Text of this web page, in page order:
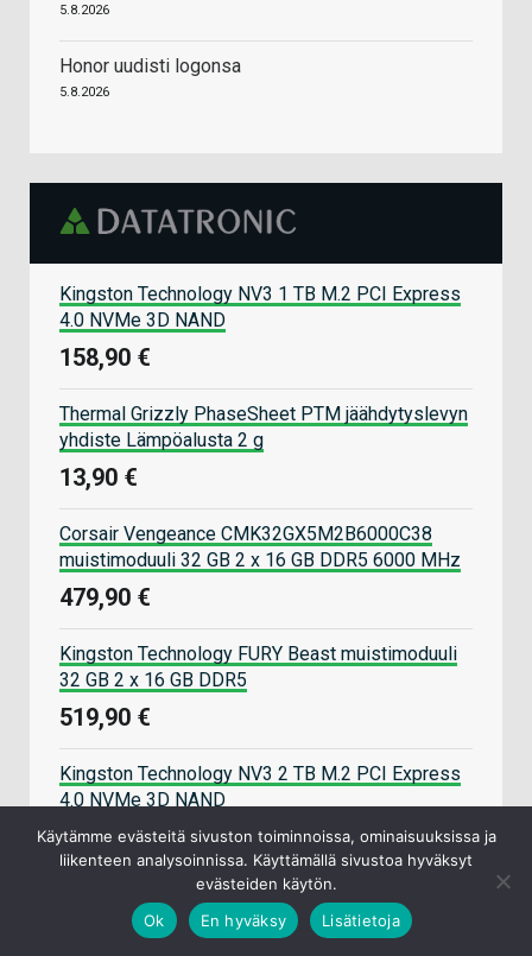
5.8.2026
Honor uudisti logonsa
5.8.2026
Kingston Technology NV3 1 TB M.2 PCI Express
4.0 NVMe 3D NAND
158,90 €
Thermal Grizzly PhaseSheet PTM jäähdytyslevyn
yhdiste Lämpöalusta 2 g
13,90 €
Corsair Vengeance CMK32GX5M2B6000C38
muistimoduuli 32 GB 2 x 16 GB DDR5 6000 MHz
479,90 €
Kingston Technology FURY Beast muistimoduuli
32 GB 2 x 16 GB DDR5
519,90 €
Kingston Technology NV3 2 TB M.2 PCI Express
4.0 NVMe 3D NAND
265,90 €
Datatronic pelikoneet
Käytämme evästeitä sivuston toiminnoissa, ominaisuuksissa ja
liikenteen analysoinnissa. Käyttämällä sivustoa hyväksyt
evästeiden käytön.
Ok
En hyväksy Lisätietoja